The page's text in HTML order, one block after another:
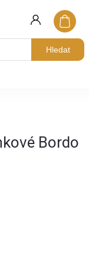
Hledat
Bordo